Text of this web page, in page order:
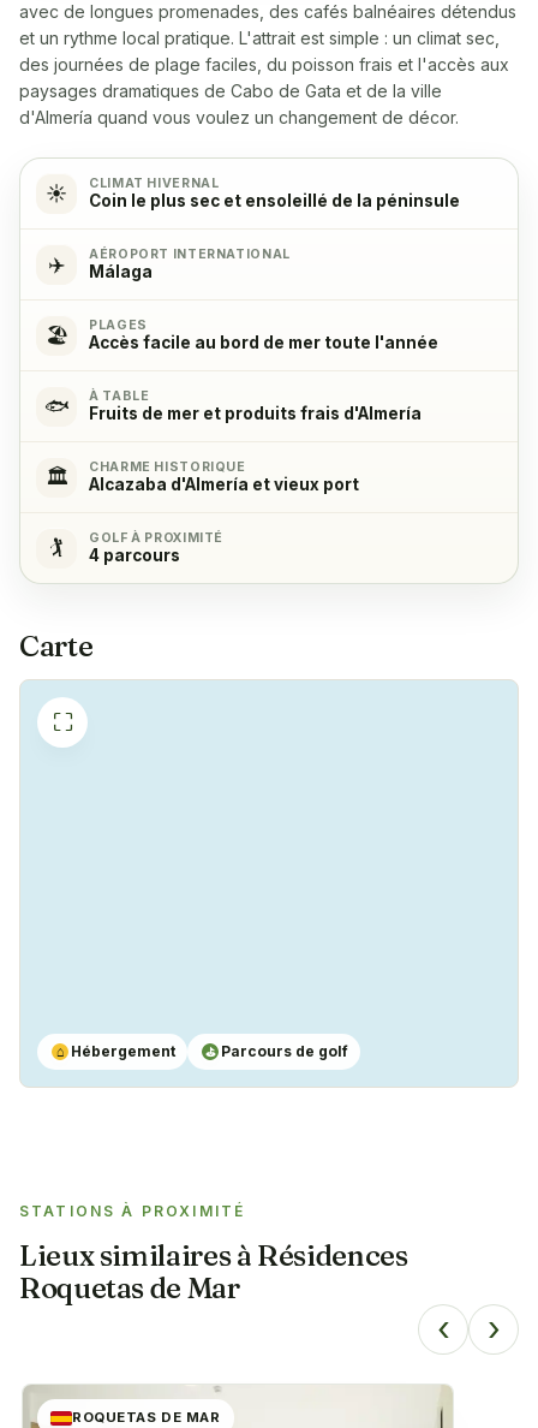
✓ Lave-vaisselle
Yes
✓ Micro-ondes
✓
Cuisinière
✓ Four
Yes
✓ Réfrigérateur
Congélateur
avec de longues promenades, des cafés balnéaires détendus
et un rythme local pratique. L'attrait est simple : un climat sec,
des journées de plage faciles, du poisson frais et l'accès aux
paysages dramatiques de Cabo de Gata et de la ville
d'Almería quand vous voulez un changement de décor.
☀️ CLIMAT HIVERNAL
Coin le plus sec et ensoleillé de la péninsule
✈️ AÉROPORT INTERNATIONAL
Málaga
🏖️ PLAGES
Accès facile au bord de mer toute l'année
🐟 À TABLE
Fruits de mer et produits frais d'Almería
🏛️ CHARME HISTORIQUE
Alcazaba d'Almería et vieux port
🏌️ GOLF À PROXIMITÉ
4 parcours
Carte
⛶
⌂ Hébergement ⛳ Parcours de golf
STATIONS À PROXIMITÉ
Lieux similaires à Résidences
Roquetas de Mar
‹ ›
ROQUETAS DE MAR